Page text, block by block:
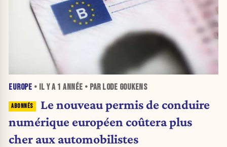
EUROPE • IL Y A 1 ANNÉE • PAR LODE GOUKENS
Le nouveau permis de conduire
numérique européen coûtera plus
cher aux automobilistes